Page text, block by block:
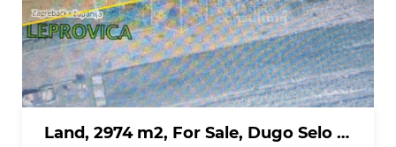
Land, 2974 m2, For Sale, Dugo Selo - Leprovica